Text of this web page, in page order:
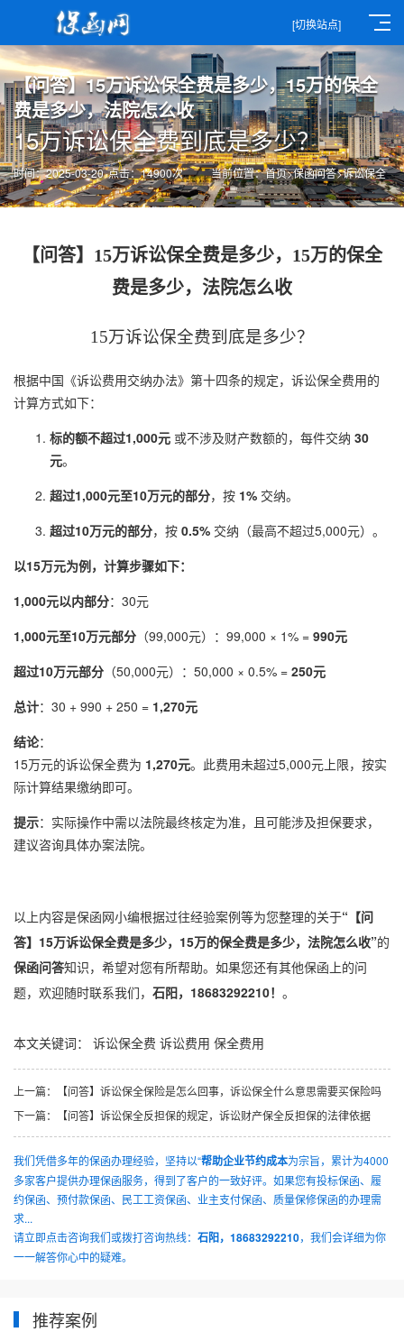
[切换站点]
【问答】15万诉讼保全费是多少，15万的保全
费是多少，法院怎么收
15万诉讼保全费到底是多少？
当前位置：首页>保函问答>诉讼保全
时间：2025-03-20 点击：14900次
【问答】15万诉讼保全费是多少，15万的保全
费是多少，法院怎么收
15万诉讼保全费到底是多少？
根据中国《诉讼费用交纳办法》第十四条的规定， 诉讼保全费用的
计算方式如下：
标的额不超过1,000元 或不涉及财产数额的，每件交纳 30
元。
超过1,000元至10万元的部分，按 1% 交纳。
超过10万元的部分，按 0.5% 交纳（最高不超过5,000元）。
以15万元为例，计算步骤如下：
1,000元以内部分：30元
1,000元至10万元部分 （99,000元）：99,000 × 1% = 990元
超过10万元部分 （50,000元）：50,000 × 0.5% = 250元
总计：30 + 990 + 250 = 1,270元
结论：
15万元的诉讼保全费为 1,270元。此费用未超过5,000元上限，按实
际计算结果缴纳即可。
提示：实际操作中需以法院最终核定为准，且可能涉及担保要求，
建议咨询具体办案法院。
以上内容是保函网小编根据过往经验案例等为您整理的关于“【问
答】15万诉讼保全费是多少，15万的保全费是多少，法院怎么收”的
保函问答知识，希望对您有所帮助。如果您还有其他保函上的问
题，欢迎随时联系我们， 石阳，18683292210！ 。
本文关键词： 诉讼保全费 诉讼费用 保全费用
上一篇：
【问答】诉讼保全保险是怎么回事，诉讼保全什么意思需要买保险吗
下一篇：
【问答】诉讼保全反担保的规定，诉讼财产保全反担保的法律依据
我们凭借多年的保函办理经验，坚持以“帮助企业节约成本为宗旨，累计为4000
多家客户提供办理保函服务，得到了客户的一致好评。如果您有投标保函、履
约保函、预付款保函、民工工资保函、业主支付保函、质量保修保函的办理需
求...
请立即点击咨询我们或拨打咨询热线： 石阳，18683292210，我们会详细为你
一一解答你心中的疑难。
推荐案例